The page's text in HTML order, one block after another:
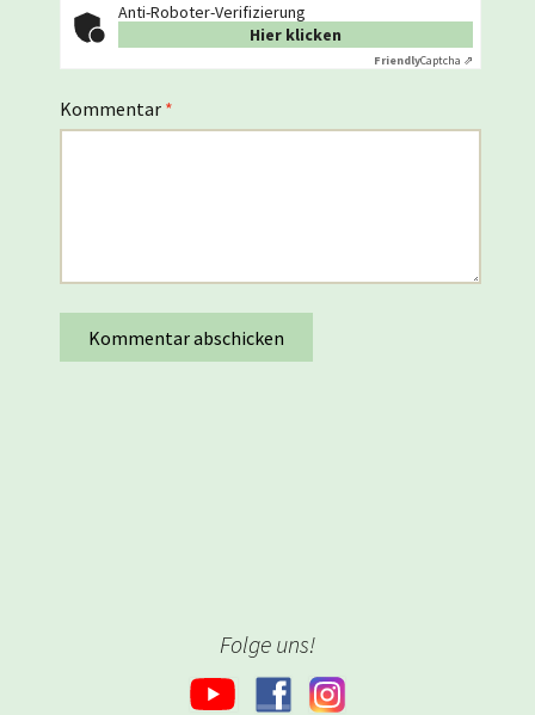
Anti-Roboter-Verifizierung
Hier klicken
FriendlyCaptcha ⇗
Kommentar *
Folge uns!